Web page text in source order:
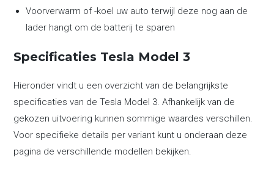
Voorverwarm of -koel uw auto terwijl deze nog aan de
lader hangt om de batterij te sparen
Specificaties Tesla Model 3
Hieronder vindt u een overzicht van de belangrijkste
specificaties van de Tesla Model 3. Afhankelijk van de
gekozen uitvoering kunnen sommige waardes verschillen.
Voor specifieke details per variant kunt u onderaan deze
pagina de verschillende modellen bekijken.